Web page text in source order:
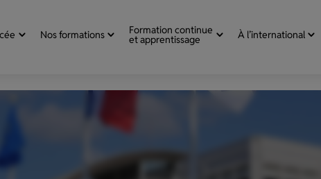
Nos formations Formation continue
et apprentissage À l’international